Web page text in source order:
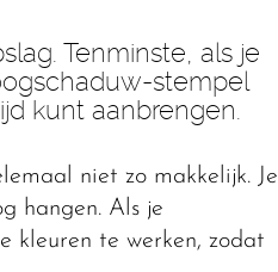
Tenminste, als je
stempel
kunt aanbrengen.
niet zo makkelijk. Je
hangen. Als je
kleuren te werken, zodat